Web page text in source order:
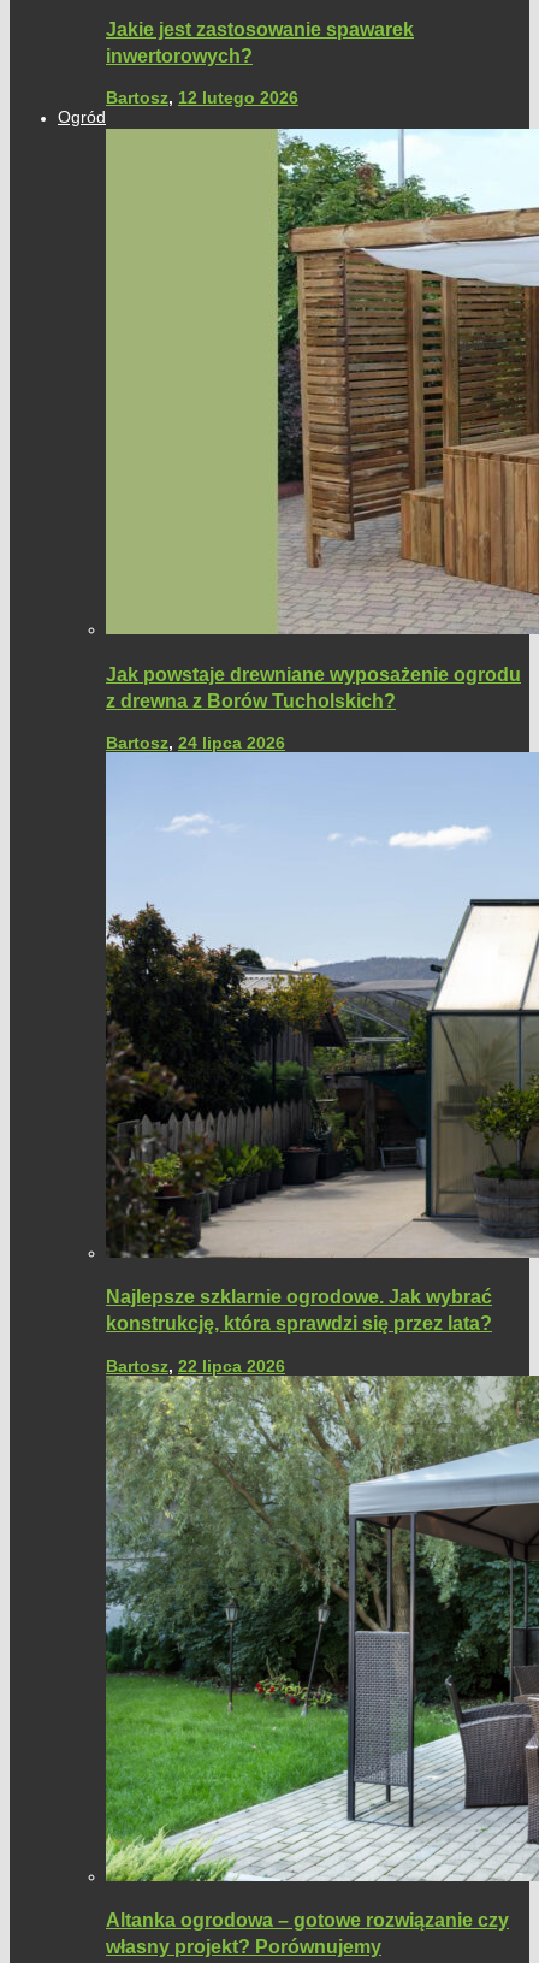
Jakie jest zastosowanie spawarek
inwertorowych?
Bartosz, 12 lutego 2026
Ogród
Jak powstaje drewniane wyposażenie ogrodu
z drewna z Borów Tucholskich?
Bartosz, 24 lipca 2026
Najlepsze szklarnie ogrodowe. Jak wybrać
konstrukcję, która sprawdzi się przez lata?
Bartosz, 22 lipca 2026
Altanka ogrodowa – gotowe rozwiązanie czy
własny projekt? Porównujemy